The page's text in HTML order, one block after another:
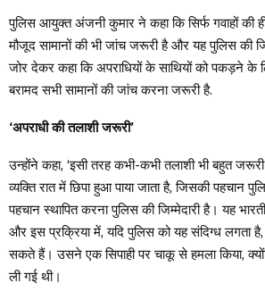
पुलिस आयुक्त अंजनी कुमार ने कहा कि सिर्फ गवाहों की
मौजूद सामानों की भी जांच जरूरी है और यह पुलिस की
जोर देकर कहा कि अपराधियों के साथियों को पकड़ने के
बरामद सभी सामानों की जांच करना जरूरी है.
‘अपराधी की तलाशी जरूरी’
उन्होंने कहा, ‘इसी तरह कभी-कभी तलाशी भी बहुत
व्यक्ति रात में छिपा हुआ पाया जाता है, जिसकी पहचान
पहचान स्थापित करना पुलिस की जिम्मेदारी है। यह
और इस प्रक्रिया में, यदि पुलिस को यह संदिग्ध लगता
सकते हैं। उसने एक सिपाही पर चाकू से हमला किया,
ली गई थी।